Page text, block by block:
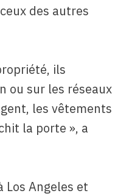
des autres
ils
ou sur les réseaux
les vêtements
la porte », a
Los Angeles et